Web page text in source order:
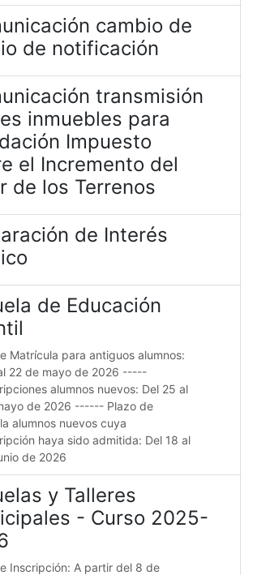
cambio de
de notificación
transmisión
inmuebles para
Impuesto
el Incremento del
de los Terrenos
de Interés
de Educación
Matrícula para antiguos alumnos:
22 de mayo de 2026 -----
alumnos nuevos: Del 25 al
de 2026 ------ Plazo de
alumnos nuevos cuya
haya sido admitida: Del 18 al
de 2026
y Talleres
- Curso 2025-
Inscripción: A partir del 8 de